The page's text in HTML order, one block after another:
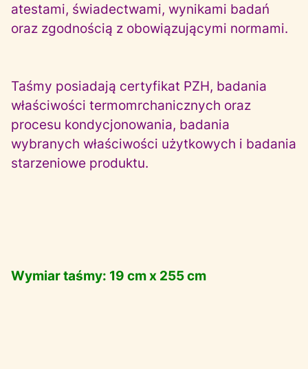
atestami, świadectwami, wynikami badań
oraz zgodnością z obowiązującymi normami.
Taśmy posiadają certyfikat PZH, badania
właściwości termomrchanicznych oraz
procesu kondycjonowania, badania
wybranych właściwości użytkowych i badania
starzeniowe produktu.
Wymiar taśmy: 19 cm x 255 cm